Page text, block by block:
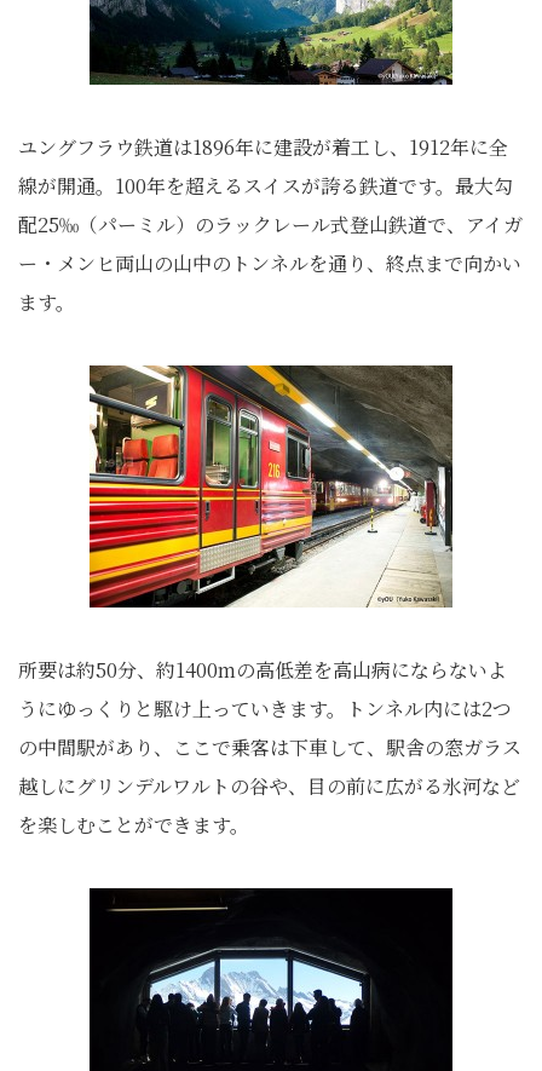
ユングフラウ鉄道は1896年に建設が着工し、1912年に全
線が開通。100年を超えるスイスが誇る鉄道です。最大勾
配25‰（パーミル）のラックレール式登山鉄道で、アイガ
ー・メンヒ両山の山中のトンネルを通り、終点まで向かい
ます。
所要は約50分、約1400mの高低差を高山病にならないよ
うにゆっくりと駆け上っていきます。トンネル内には2つ
の中間駅があり、ここで乗客は下車して、駅舎の窓ガラス
越しにグリンデルワルトの谷や、目の前に広がる氷河など
を楽しむことができます。